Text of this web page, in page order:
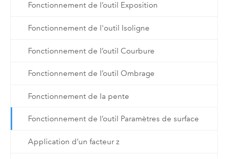
Fonctionnement de l’outil Exposition
Fonctionnement de l'outil Isoligne
Fonctionnement de l’outil Courbure
Fonctionnement de l’outil Ombrage
Fonctionnement de la pente
Fonctionnement de l’outil Paramètres de surface
Application d’un facteur z